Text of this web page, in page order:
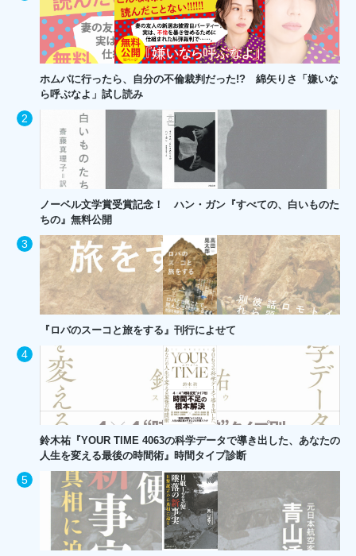
ホムパに行ったら、自分の不倫裁判だった!? 綿矢りさ「嫌いな
ら呼ぶなよ」試し読み
ノーベル文学賞受賞記念！ ハン・ガン『すべての、白いものた
ちの』無料公開
『ロバのスーコと旅をする』刊行によせて
鈴木祐『YOUR TIME 4063の科学データで導き出した、あなたの
人生を変える最後の時間術』時間タイプ診断